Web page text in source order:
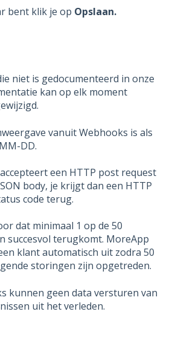
bent klik je op Opslaan.
niet is gedocumenteerd in onze
kan op elk moment
vanuit Webhooks is als
DD.
accepteert een HTTP post request
body, je krijgt dan een HTTP
code terug.
dat minimaal 1 op de 50
succesvol terugkomt. MoreApp
klant automatisch uit zodra 50
storingen zijn opgetreden.
kunnen geen data versturen van
uit het verleden.